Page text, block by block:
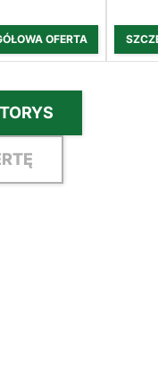
OFERTA